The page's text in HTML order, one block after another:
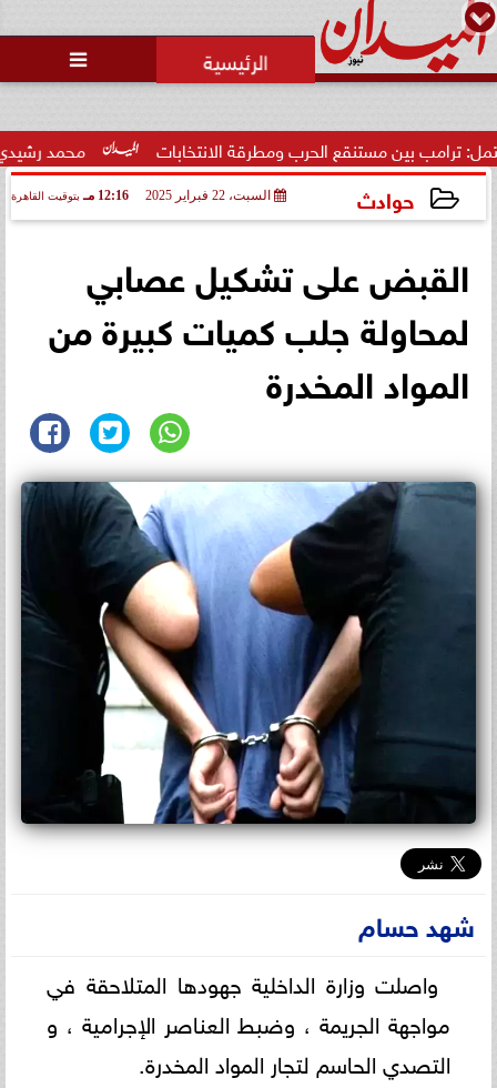

محمد رشيدي: لقاء الرئيس الحرب ومطرقة الانتخابات
حوادث السبت، 22 فبراير 2025 12:16 مـ بتوقيت القاهرة
القبض على تشكيل عصابي
لمحاولة جلب كميات كبيرة من
المواد المخدرة
شهد حسام
واصلت وزارة الداخلية جهودها المتلاحقة في
مواجهة الجريمة ، وضبط العناصر الإجرامية ، و
التصدي الحاسم لتجار المواد المخدرة.
محاولات لإخفاء المقاعد عن أعضاء
الجمعية العمومية خلال الإفطار